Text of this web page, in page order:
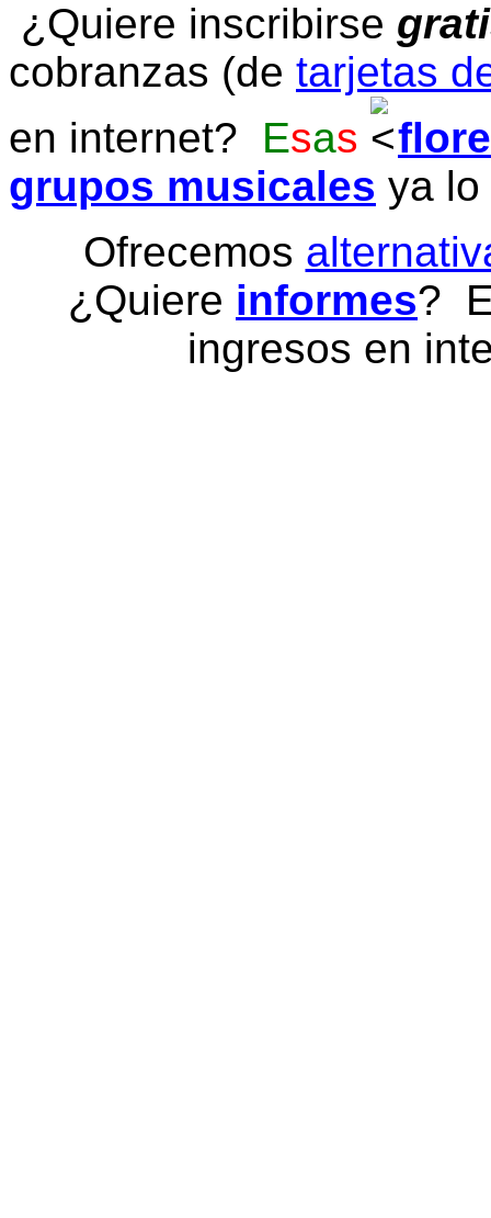
¿Quiere inscribirse
cobranzas (de tarjetas
en internet? Esas
grupos musicales ya
Ofrecemos
¿Quiere informes?
ingresos en